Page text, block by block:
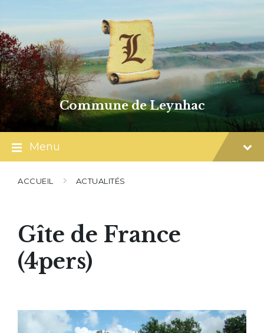
content
main
navigation
footer
Commune de Leynhac
Menu
ACCUEIL ACTUALITÉS
Gîte de France
(4pers)